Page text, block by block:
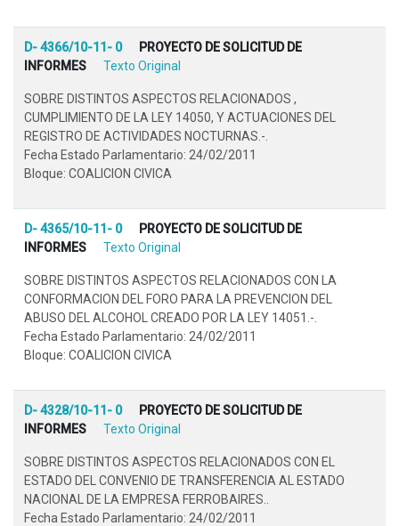
D- 4366/10-11- 0
PROYECTO DE SOLICITUD DE
INFORMES
Texto Original
SOBRE DISTINTOS ASPECTOS RELACIONADOS ,
CUMPLIMIENTO DE LA LEY 14050, Y ACTUACIONES DEL
REGISTRO DE ACTIVIDADES NOCTURNAS.-.
Fecha Estado Parlamentario: 24/02/2011
Bloque: COALICION CIVICA
D- 4365/10-11- 0
PROYECTO DE SOLICITUD DE
INFORMES
Texto Original
SOBRE DISTINTOS ASPECTOS RELACIONADOS CON LA
CONFORMACION DEL FORO PARA LA PREVENCION DEL
ABUSO DEL ALCOHOL CREADO POR LA LEY 14051.-.
Fecha Estado Parlamentario: 24/02/2011
Bloque: COALICION CIVICA
D- 4328/10-11- 0
PROYECTO DE SOLICITUD DE
INFORMES
Texto Original
SOBRE DISTINTOS ASPECTOS RELACIONADOS CON EL
ESTADO DEL CONVENIO DE TRANSFERENCIA AL ESTADO
NACIONAL DE LA EMPRESA FERROBAIRES..
Fecha Estado Parlamentario: 24/02/2011